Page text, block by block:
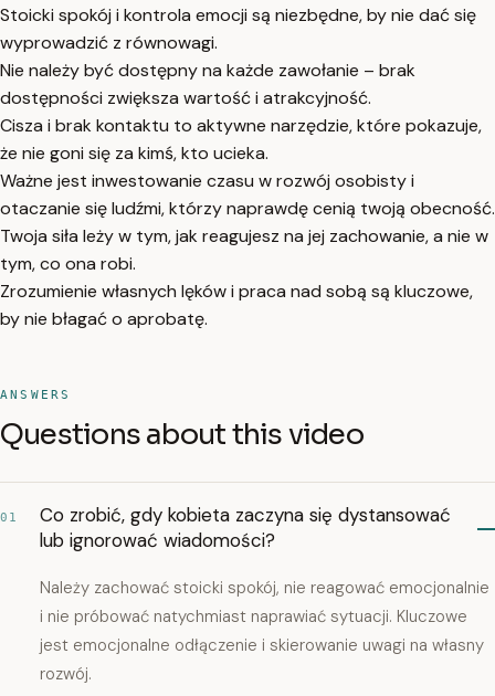
Stoicki spokój i kontrola emocji są niezbędne, by nie dać się
wyprowadzić z równowagi.
Nie należy być dostępny na każde zawołanie – brak
dostępności zwiększa wartość i atrakcyjność.
Cisza i brak kontaktu to aktywne narzędzie, które pokazuje,
że nie goni się za kimś, kto ucieka.
Ważne jest inwestowanie czasu w rozwój osobisty i
otaczanie się ludźmi, którzy naprawdę cenią twoją obecność.
Twoja siła leży w tym, jak reagujesz na jej zachowanie, a nie w
tym, co ona robi.
Zrozumienie własnych lęków i praca nad sobą są kluczowe,
by nie błagać o aprobatę.
ANSWERS
Questions about this video
01
Co zrobić, gdy kobieta zaczyna się dystansować
lub ignorować wiadomości?
Należy zachować stoicki spokój, nie reagować emocjonalnie
i nie próbować natychmiast naprawiać sytuacji. Kluczowe
jest emocjonalne odłączenie i skierowanie uwagi na własny
rozwój.